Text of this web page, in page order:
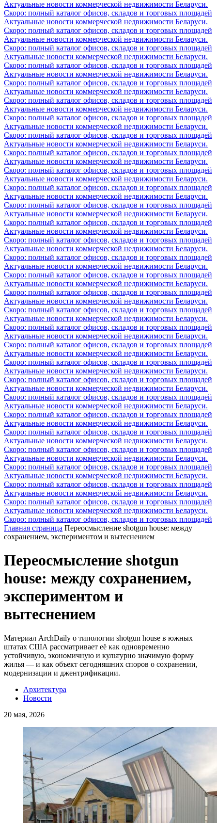
Актуальные новости коммерческой недвижимости Беларуси.
Скоро: полный каталог офисов, складов и торговых площадей
Актуальные новости коммерческой недвижимости Беларуси.
Скоро: полный каталог офисов, складов и торговых площадей
Актуальные новости коммерческой недвижимости Беларуси.
Скоро: полный каталог офисов, складов и торговых площадей
Актуальные новости коммерческой недвижимости Беларуси.
Скоро: полный каталог офисов, складов и торговых площадей
Актуальные новости коммерческой недвижимости Беларуси.
Скоро: полный каталог офисов, складов и торговых площадей
Актуальные новости коммерческой недвижимости Беларуси.
Скоро: полный каталог офисов, складов и торговых площадей
Актуальные новости коммерческой недвижимости Беларуси.
Скоро: полный каталог офисов, складов и торговых площадей
Актуальные новости коммерческой недвижимости Беларуси.
Скоро: полный каталог офисов, складов и торговых площадей
Актуальные новости коммерческой недвижимости Беларуси.
Скоро: полный каталог офисов, складов и торговых площадей
Актуальные новости коммерческой недвижимости Беларуси.
Скоро: полный каталог офисов, складов и торговых площадей
Актуальные новости коммерческой недвижимости Беларуси.
Скоро: полный каталог офисов, складов и торговых площадей
Актуальные новости коммерческой недвижимости Беларуси.
Скоро: полный каталог офисов, складов и торговых площадей
Актуальные новости коммерческой недвижимости Беларуси.
Скоро: полный каталог офисов, складов и торговых площадей
Актуальные новости коммерческой недвижимости Беларуси.
Скоро: полный каталог офисов, складов и торговых площадей
Актуальные новости коммерческой недвижимости Беларуси.
Скоро: полный каталог офисов, складов и торговых площадей
Актуальные новости коммерческой недвижимости Беларуси.
Скоро: полный каталог офисов, складов и торговых площадей
Актуальные новости коммерческой недвижимости Беларуси.
Скоро: полный каталог офисов, складов и торговых площадей
Актуальные новости коммерческой недвижимости Беларуси.
Скоро: полный каталог офисов, складов и торговых площадей
Актуальные новости коммерческой недвижимости Беларуси.
Скоро: полный каталог офисов, складов и торговых площадей
Актуальные новости коммерческой недвижимости Беларуси.
Скоро: полный каталог офисов, складов и торговых площадей
Актуальные новости коммерческой недвижимости Беларуси.
Скоро: полный каталог офисов, складов и торговых площадей
Актуальные новости коммерческой недвижимости Беларуси.
Скоро: полный каталог офисов, складов и торговых площадей
Актуальные новости коммерческой недвижимости Беларуси.
Скоро: полный каталог офисов, складов и торговых площадей
Актуальные новости коммерческой недвижимости Беларуси.
Скоро: полный каталог офисов, складов и торговых площадей
Актуальные новости коммерческой недвижимости Беларуси.
Скоро: полный каталог офисов, складов и торговых площадей
Актуальные новости коммерческой недвижимости Беларуси.
Скоро: полный каталог офисов, складов и торговых площадей
Актуальные новости коммерческой недвижимости Беларуси.
Скоро: полный каталог офисов, складов и торговых площадей
Актуальные новости коммерческой недвижимости Беларуси.
Скоро: полный каталог офисов, складов и торговых площадей
Актуальные новости коммерческой недвижимости Беларуси.
Скоро: полный каталог офисов, складов и торговых площадей
Актуальные новости коммерческой недвижимости Беларуси.
Скоро: полный каталог офисов, складов и торговых площадей
Главная страница Переосмысление shotgun house: между
сохранением, экспериментом и вытеснением
Переосмысление shotgun
house: между сохранением,
экспериментом и
вытеснением
Материал ArchDaily о типологии shotgun house в южных
штатах США рассматривает её как одновременно
устойчивую, экономичную и культурно значимую форму
жилья — и как объект сегодняшних споров о сохранении,
модернизации и джентрификации.
Архитектура
Новости
20 мая, 2026